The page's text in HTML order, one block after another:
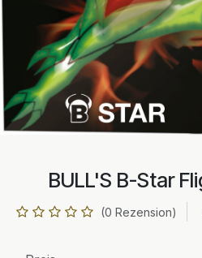
BULL'S B-Star
(0 Rezension)